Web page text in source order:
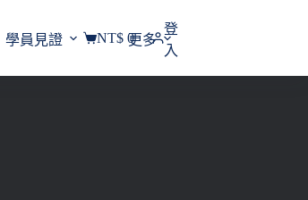
學員見證 更多
購
NT$0
登
入